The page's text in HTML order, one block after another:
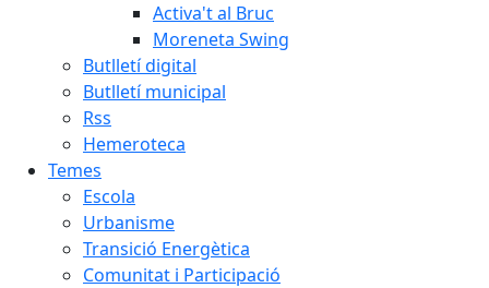
Activa't al Bruc
Moreneta Swing
Butlletí digital
Butlletí municipal
Rss
Hemeroteca
Temes
Escola
Urbanisme
Transició Energètica
Comunitat i Participació